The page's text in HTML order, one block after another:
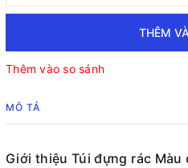
THÊM
Thêm vào so sánh
MÔ TẢ
Giới thiệu Túi đựng rác Màu